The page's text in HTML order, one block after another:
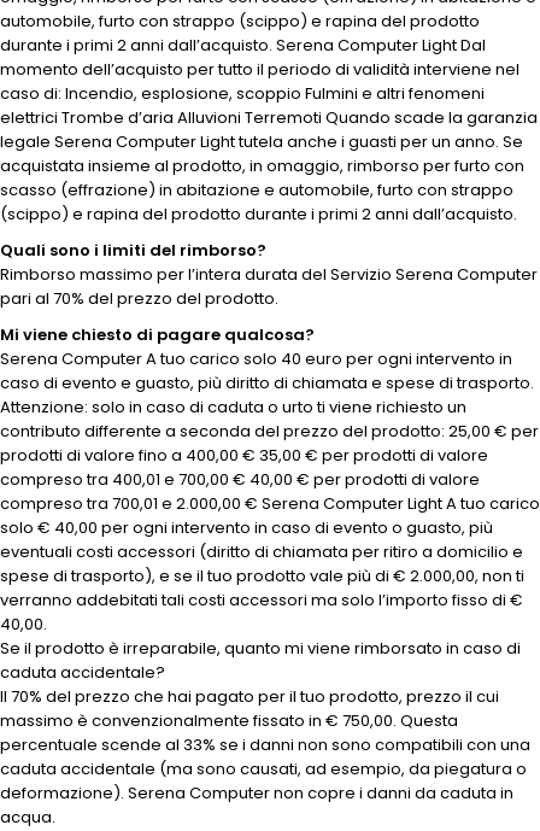
automobile, furto con strappo (scippo) e rapina del prodotto
durante i primi 2 anni dall’acquisto. Serena Computer Light Dal
momento dell’acquisto per tutto il periodo di validità interviene nel
caso di: Incendio, esplosione, scoppio Fulmini e altri fenomeni
elettrici Trombe d’aria Alluvioni Terremoti Quando scade la garanzia
legale Serena Computer Light tutela anche i guasti per un anno. Se
acquistata insieme al prodotto, in omaggio, rimborso per furto con
scasso (effrazione) in abitazione e automobile, furto con strappo
(scippo) e rapina del prodotto durante i primi 2 anni dall’acquisto.
Quali sono i limiti del rimborso?
Rimborso massimo per l’intera durata del Servizio Serena Computer
pari al 70% del prezzo del prodotto.
Mi viene chiesto di pagare qualcosa?
Serena Computer A tuo carico solo 40 euro per ogni intervento in
caso di evento e guasto, più diritto di chiamata e spese di trasporto.
Attenzione: solo in caso di caduta o urto ti viene richiesto un
contributo differente a seconda del prezzo del prodotto: 25,00 € per
prodotti di valore fino a 400,00 € 35,00 € per prodotti di valore
compreso tra 400,01 e 700,00 € 40,00 € per prodotti di valore
compreso tra 700,01 e 2.000,00 € Serena Computer Light A tuo carico
solo € 40,00 per ogni intervento in caso di evento o guasto, più
eventuali costi accessori (diritto di chiamata per ritiro a domicilio e
spese di trasporto), e se il tuo prodotto vale più di € 2.000,00, non ti
verranno addebitati tali costi accessori ma solo l’importo fisso di €
40,00.
Se il prodotto è irreparabile, quanto mi viene rimborsato in caso di
caduta accidentale?
Il 70% del prezzo che hai pagato per il tuo prodotto, prezzo il cui
massimo è convenzionalmente fissato in € 750,00. Questa
percentuale scende al 33% se i danni non sono compatibili con una
caduta accidentale (ma sono causati, ad esempio, da piegatura o
deformazione). Serena Computer non copre i danni da caduta in
acqua.